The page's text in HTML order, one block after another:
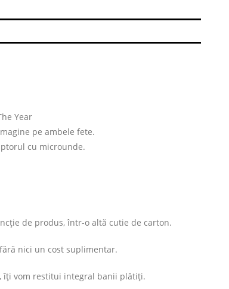
Year
pe ambele fete.
cu microunde.
de produs, într-o altă cutie de carton.
nici un cost suplimentar.
îți vom restitui integral banii plătiți.